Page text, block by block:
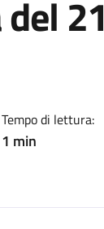
del
Tempo di lettura:
1 min